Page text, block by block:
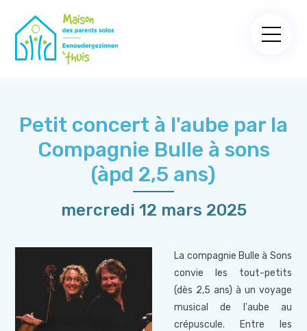
Petit concert à l'aube par la
Compagnie Bulle à sons
(àpd 2,5 ans)
mercredi 12 mars 2025
La compagnie Bulle à Sons
convie les tout-petits
(dès 2,5 ans) à un voyage
musical de l'aube au
crépuscule. Entre les